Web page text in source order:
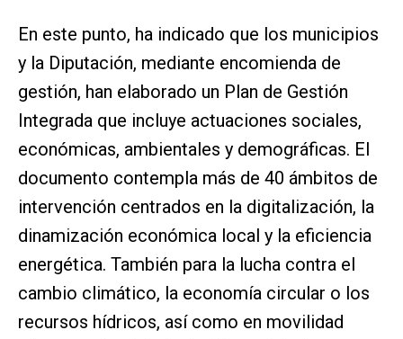
En este punto, ha indicado que los municipios
y la Diputación, mediante encomienda de
gestión, han elaborado un Plan de Gestión
Integrada que incluye actuaciones sociales,
económicas, ambientales y demográficas. El
documento contempla más de 40 ámbitos de
intervención centrados en la digitalización, la
dinamización económica local y la eficiencia
energética. También para la lucha contra el
cambio climático, la economía circular o los
recursos hídricos, así como en movilidad